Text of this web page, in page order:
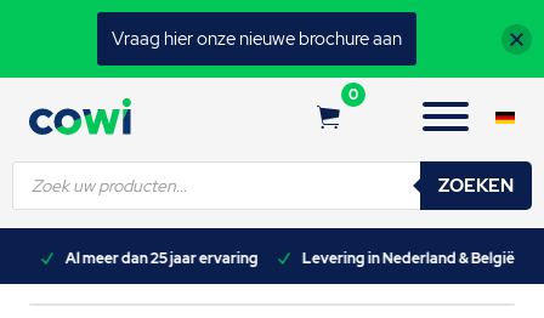
0
Producten
zoeken ZOEKEN
Al meer dan 25 jaar ervaring Levering in Nederland & België
Vraag hier onze nieuwe brochure aan